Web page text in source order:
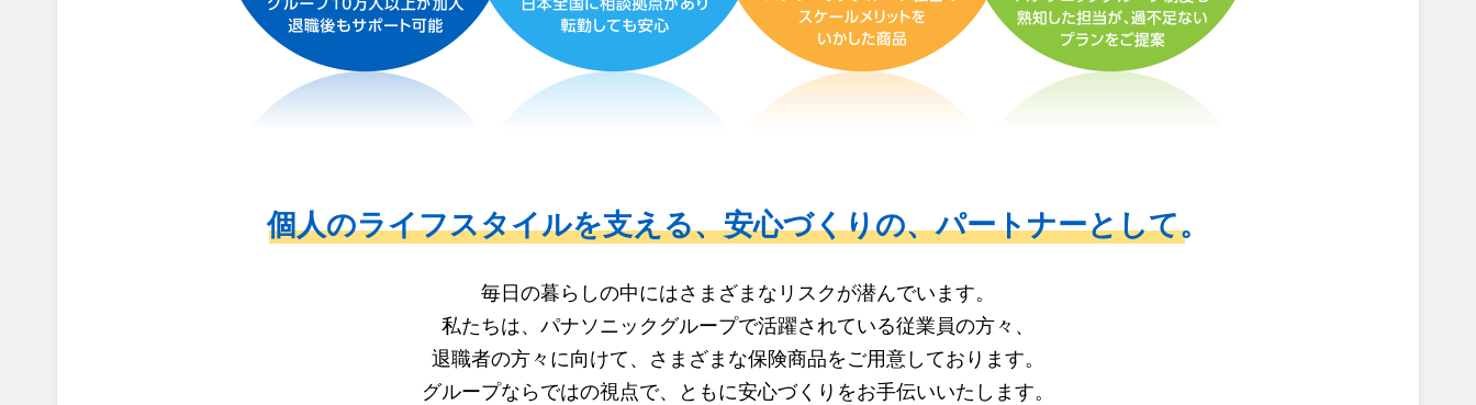
個人のライフスタイルを支える、安心づくりの、パートナーとして。
毎日の暮らしの中にはさまざまなリスクが潜んでいます。
私たちは、パナソニックグループで活躍されている従業員の方々、
退職者の方々に向けて、さまざまな保険商品をご用意しております。
グループならではの視点で、ともに安心づくりをお手伝いいたします。